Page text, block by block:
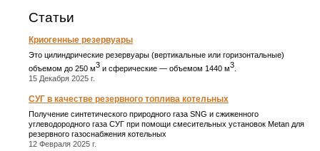
Статьи
Криогенные резервуары
Это цилиндрические резервуары (вертикальные или горизонтальные)
объемом до 250 м3 и сферические ― объемом 1440 м3
15 Декабря 2025 г.
СУГ в качестве резервного топлива котельных
Получение синтетического природного газа SNG и сжиженного
углеводородного газа СУГ при помощи смесительных установок Metan для
резервного газоснабжения котельных
12 Февраля 2025 г.